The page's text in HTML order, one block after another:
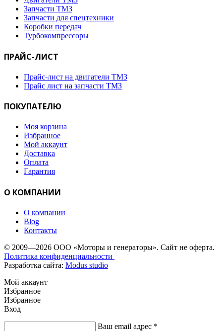
Запчасти ТМЗ
Запчасти для спецтехники
Коробки передач
Турбокомпрессоры
ПРАЙС-ЛИСТ
Прайс-лист на двигатели ТМЗ
Прайс лист на запчасти ТМЗ
ПОКУПАТЕЛЮ
Моя корзина
Избранное
Мой аккаунт
Доставка
Оплата
Гарантия
О КОМПАНИИ
О компании
Blog
Контакты
© 2009—2026 ООО «Моторы и генераторы». Сайт не оферта.
Политика конфиденциальности
Разработка сайта: Modus studio
Мой аккаунт
Избранное
Избранное
Вход
Ваш email адрес *